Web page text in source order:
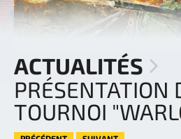
ACTUALITÉS
PRÉSENTATION
TOURNOI